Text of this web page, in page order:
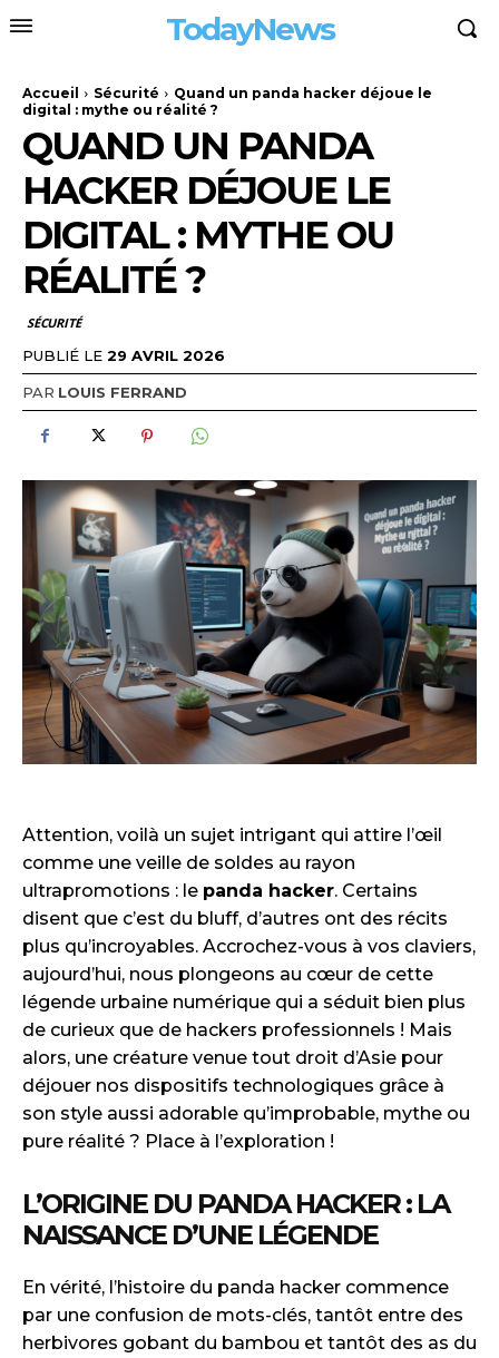
TodayNews
Accueil Sécurité
Quand un panda hacker déjoue le
digital : mythe ou réalité ?
QUAND UN PANDA
HACKER DÉJOUE LE
DIGITAL : MYTHE OU
RÉALITÉ ?
SÉCURITÉ
PUBLIÉ LE 29 AVRIL 2026
PAR LOUIS FERRAND
Attention, voilà un sujet intrigant qui attire l’œil
comme une veille de soldes au rayon
ultrapromotions : le panda hacker. Certains
disent que c’est du bluff, d’autres ont des récits
plus qu’incroyables. Accrochez-vous à vos claviers,
aujourd’hui, nous plongeons au cœur de cette
légende urbaine numérique qui a séduit bien plus
de curieux que de hackers professionnels ! Mais
alors, une créature venue tout droit d’Asie pour
déjouer nos dispositifs technologiques grâce à
son style aussi adorable qu’improbable, mythe ou
pure réalité ? Place à l’exploration !
L’ORIGINE DU PANDA HACKER : LA
NAISSANCE D’UNE LÉGENDE
En vérité, l’histoire du panda hacker commence
par une confusion de mots-clés, tantôt entre des
herbivores gobant du bambou et tantôt des as du